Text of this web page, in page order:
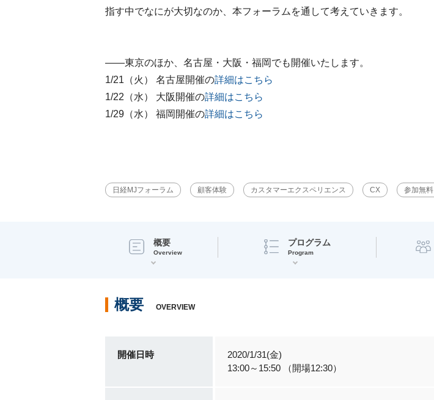
指す中でなにが大切なのか、本フォーラムを通して考えていきます。
――東京のほか、名古屋・大阪・福岡でも開催いたします。
1/21（火） 名古屋開催の詳細はこちら
1/22（水） 大阪開催の詳細はこちら
1/29（水） 福岡開催の詳細はこちら
日経MJフォーラム 顧客体験 カスタマーエクスペリエンス CX 参加無料
概要
Overview
プログラム
Program
概要 OVERVIEW
開催日時
2020/1/31(金)
13:00～15:50 （開場12:30）